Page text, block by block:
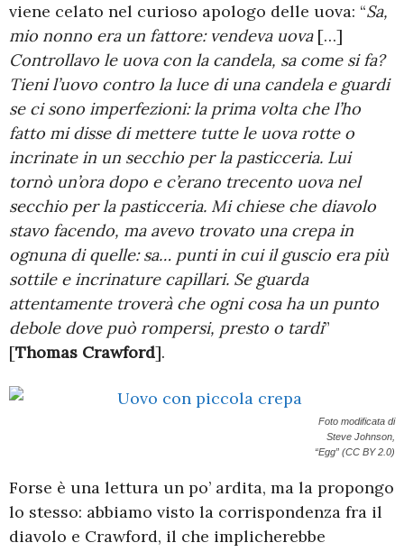
viene celato nel curioso apologo delle uova: “Sa,
mio nonno era un fattore: vendeva uova […]
Controllavo le uova con la candela, sa come si fa?
Tieni l’uovo contro la luce di una candela e guardi
se ci sono imperfezioni: la prima volta che l’ho
fatto mi disse di mettere tutte le uova rotte o
incrinate in un secchio per la pasticceria. Lui
tornò un’ora dopo e c’erano trecento uova nel
secchio per la pasticceria. Mi chiese che diavolo
stavo facendo, ma avevo trovato una crepa in
ognuna di quelle: sa… punti in cui il guscio era più
sottile e incrinature capillari. Se guarda
attentamente troverà che ogni cosa ha un punto
debole dove può rompersi, presto o tardi”
[Thomas Crawford].
Foto modificata di
Steve Johnson,
“Egg” (CC BY 2.0)
Forse è una lettura un po’ ardita, ma la propongo
lo stesso: abbiamo visto la corrispondenza fra il
diavolo e Crawford, il che implicherebbe